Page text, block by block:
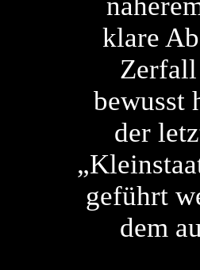
klare
bewusst
der
geführt
dem